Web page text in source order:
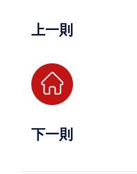
上一則
下一則